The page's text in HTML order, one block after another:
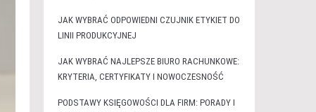
JAK WYBRAĆ ODPOWIEDNI CZUJNIK ETYKIET DO
LINII PRODUKCYJNEJ
JAK WYBRAĆ NAJLEPSZE BIURO RACHUNKOWE:
KRYTERIA, CERTYFIKATY I NOWOCZESNOŚĆ
PODSTAWY KSIĘGOWOŚCI DLA FIRM: PORADY I